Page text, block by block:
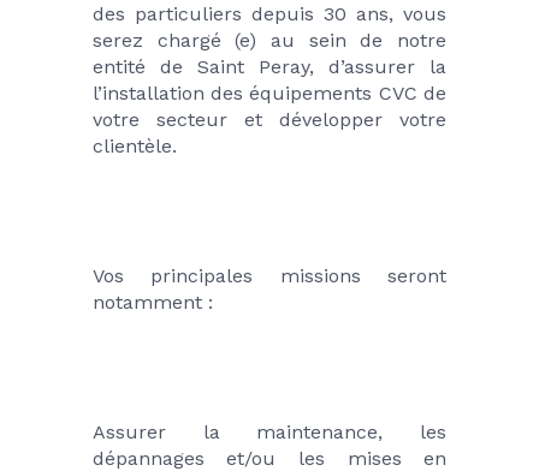
des particuliers depuis 30 ans, vous
serez chargé (e) au sein de notre
entité de Saint Peray, d’assurer la
l’installation des équipements CVC de
votre secteur et développer votre
clientèle.
Vos principales missions seront
notamment :
Assurer la maintenance, les
dépannages et/ou les mises en